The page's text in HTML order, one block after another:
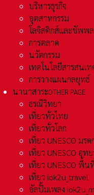
บริหารธุรกิจ
อุตสาหกรรม
โลจิสติกส์และชัพพ
การตลาด
นวัตกรรม
เทคโนโลยีสารสนเท
การวางแผนกลยุทธ์
นานาสาระOTHER PAGE
ธรณีวิทยา
เที่ยวทั่วไทย
เที่ยวทั่วโลก
เที่ยว UNESCO มรด
เที่ยว UNESCO อุท
เที่ยว UNESCO พื้
เที่ยว iok2u_travel
อัลปั้มเพลง